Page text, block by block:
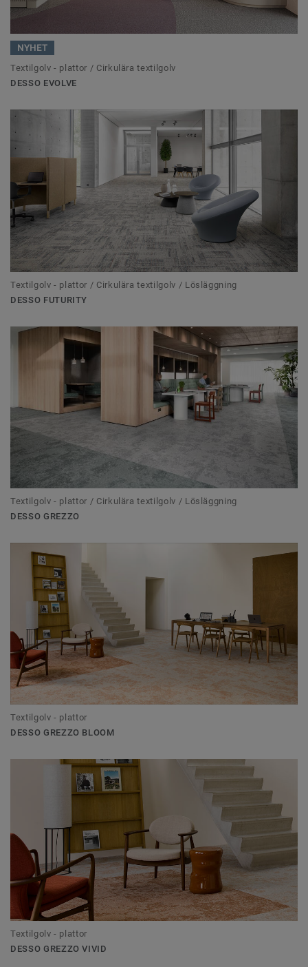
NYHET
Textilgolv - plattor / Cirkulära textilgolv
DESSO EVOLVE
Textilgolv - plattor / Cirkulära textilgolv / Lösläggning
DESSO FUTURITY
Textilgolv - plattor / Cirkulära textilgolv / Lösläggning
DESSO GREZZO
Textilgolv - plattor
DESSO GREZZO BLOOM
Textilgolv - plattor
DESSO GREZZO VIVID